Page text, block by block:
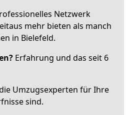
Netzwerk
mehr bieten als manch
in Bielefeld.
Erfahrung und das seit 6
Umzugsexperten für Ihre
sind.